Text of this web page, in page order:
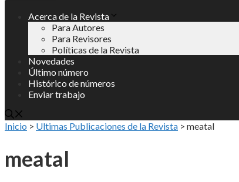
Acerca de la Revista
Para Autores
Para Revisores
Políticas de la Revista
Novedades
Último número
Histórico de números
Enviar trabajo
Inicio > Ultimas Publicaciones de la Revista > meatal
meatal